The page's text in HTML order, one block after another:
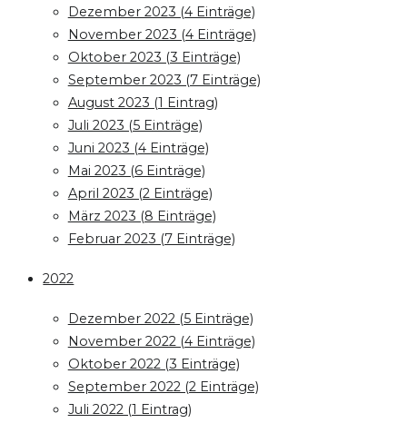
Dezember 2023 (4 Einträge)
November 2023 (4 Einträge)
Oktober 2023 (3 Einträge)
September 2023 (7 Einträge)
August 2023 (1 Eintrag)
Juli 2023 (5 Einträge)
Juni 2023 (4 Einträge)
Mai 2023 (6 Einträge)
April 2023 (2 Einträge)
März 2023 (8 Einträge)
Februar 2023 (7 Einträge)
2022
Dezember 2022 (5 Einträge)
November 2022 (4 Einträge)
Oktober 2022 (3 Einträge)
September 2022 (2 Einträge)
Juli 2022 (1 Eintrag)